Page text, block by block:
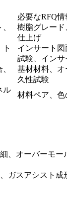
必要なRFQ情
樹脂グレー
仕上げ
インサート
試験、イン
基材材料、
久性試験
ル
材料ペア、
、オーバーモ
スアシスト成